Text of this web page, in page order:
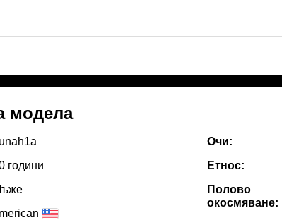
модела
години
Очи:
Етнос:
Полово
окосмяване: